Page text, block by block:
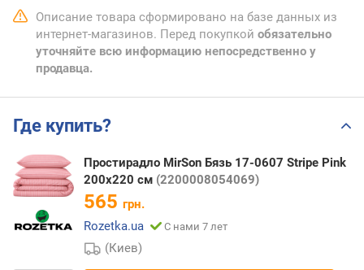
Описание товара сформировано на базе данных из
интернет-магазинов. Перед покупкой обязательно
уточняйте всю информацию непосредственно у
продавца.
Где купить?
Простирадло MirSon Бязь 17-0607 Stripe Pink
200x220 см (2200008054069)
565 грн.
Rozetka.ua
С нами 7 лет
(Киев)